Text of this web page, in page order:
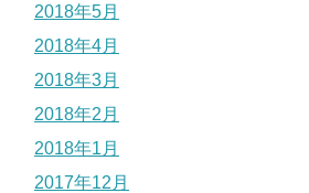
2018年5月
2018年4月
2018年3月
2018年2月
2018年1月
2017年12月